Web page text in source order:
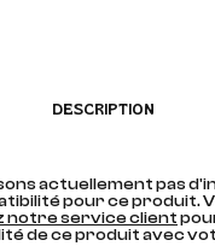
DESCRIPTION
actuellement pas
pour ce produit.
notre service client
de ce produit avec